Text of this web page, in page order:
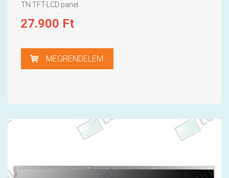
TN TFT-LCD panel
27.900 Ft
MEGRENDELEM